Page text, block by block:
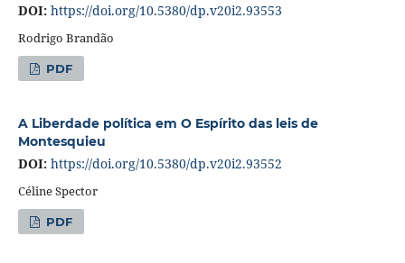
DOI: https://doi.org/10.5380/dp.v20i2.93553
Rodrigo Brandão
PDF
A Liberdade política em O Espírito das leis de
Montesquieu
DOI: https://doi.org/10.5380/dp.v20i2.93552
Céline Spector
PDF